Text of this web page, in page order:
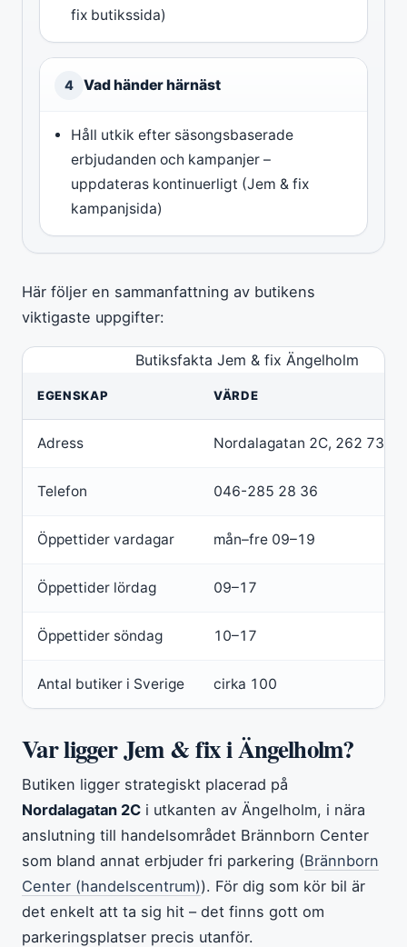
fix butikssida)
4 Vad händer härnäst
Håll utkik efter säsongsbaserade
erbjudanden och kampanjer –
uppdateras kontinuerligt (Jem & fix
kampanjsida)
Här följer en sammanfattning av butikens
viktigaste uppgifter:
Butiksfakta Jem & fix Ängelholm
EGENSKAP VÄRDE
Adress Nordalagatan 2C, 262 73
Telefon 046-285 28 36
Öppettider vardagar mån–fre 09–19
Öppettider lördag 09–17
Öppettider söndag 10–17
Antal butiker i Sverige cirka 100
Var ligger Jem & fix i Ängelholm?
Butiken ligger strategiskt placerad på
Nordalagatan 2C i utkanten av Ängelholm, i nära
anslutning till handelsområdet Brännborn Center
som bland annat erbjuder fri parkering (Brännborn
Center (handelscentrum)). För dig som kör bil är
det enkelt att ta sig hit – det finns gott om
parkeringsplatser precis utanför.